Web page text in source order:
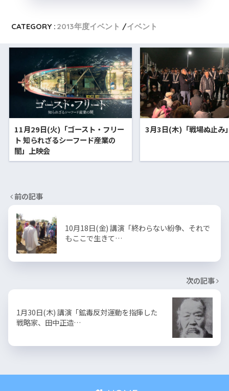
CATEGORY : 2013年度イベント イベント
11月29日(火)「ゴースト・フリー
ト 知られざるシーフード産業の
闇」上映会
3月3日(木)「戦場ぬ止み
前の記事
10月18日(金) 講演「終わらない紛争、それで
もここで生きて…
次の記事
1月30日(木) 講演「鉱毒反対運動を指揮した
戦略家、田中正造…